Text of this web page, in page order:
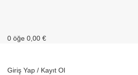
0 öğe 0,00 €
Giriş Yap / Kayıt Ol